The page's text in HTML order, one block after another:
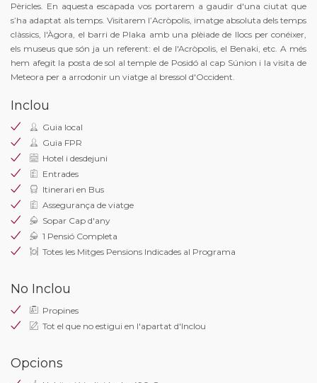
Pèricles. En aquesta escapada vos portarem a gaudir d'una ciutat que
s’ha adaptat als temps. Visitarem l’Acròpolis, imatge absoluta dels temps
clàssics, l'Àgora, el barri de Plaka amb una plèiade de llocs per conéixer,
els museus que són ja un referent: el de l'Acròpolis, el Benaki, etc. A més
hem afegit la posta de sol al temple de Posidó al cap Súnion i la visita de
Meteora per a arrodonir un viatge al bressol d'Occident.
Inclou
Guia local
Guia FPR
Hotel i desdejuni
Entrades
Itinerari en Bus
Assegurança de viatge
Sopar Cap d'any
1 Pensió Completa
Totes les Mitges Pensions Indicades al Programa
No Inclou
Propines
Tot el que no estigui en l'apartat d'Inclou
Opcions